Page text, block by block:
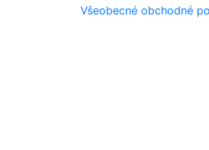
Všeobecné obchodné